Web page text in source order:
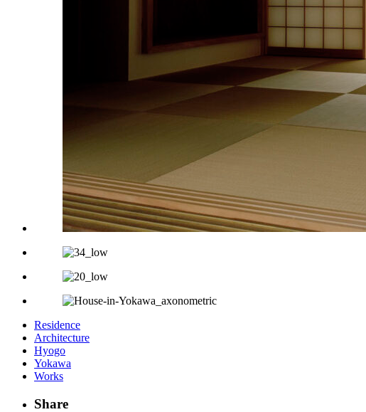
Residence
Architecture
Hyogo
Yokawa
Works
Share